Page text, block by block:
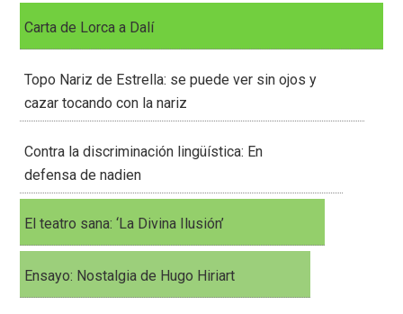
Carta de Lorca a Dalí
Topo Nariz de Estrella: se puede ver sin ojos y
cazar tocando con la nariz
Contra la discriminación lingüística: En
defensa de nadien
El teatro sana: ‘La Divina Ilusión’
Ensayo: Nostalgia de Hugo Hiriart